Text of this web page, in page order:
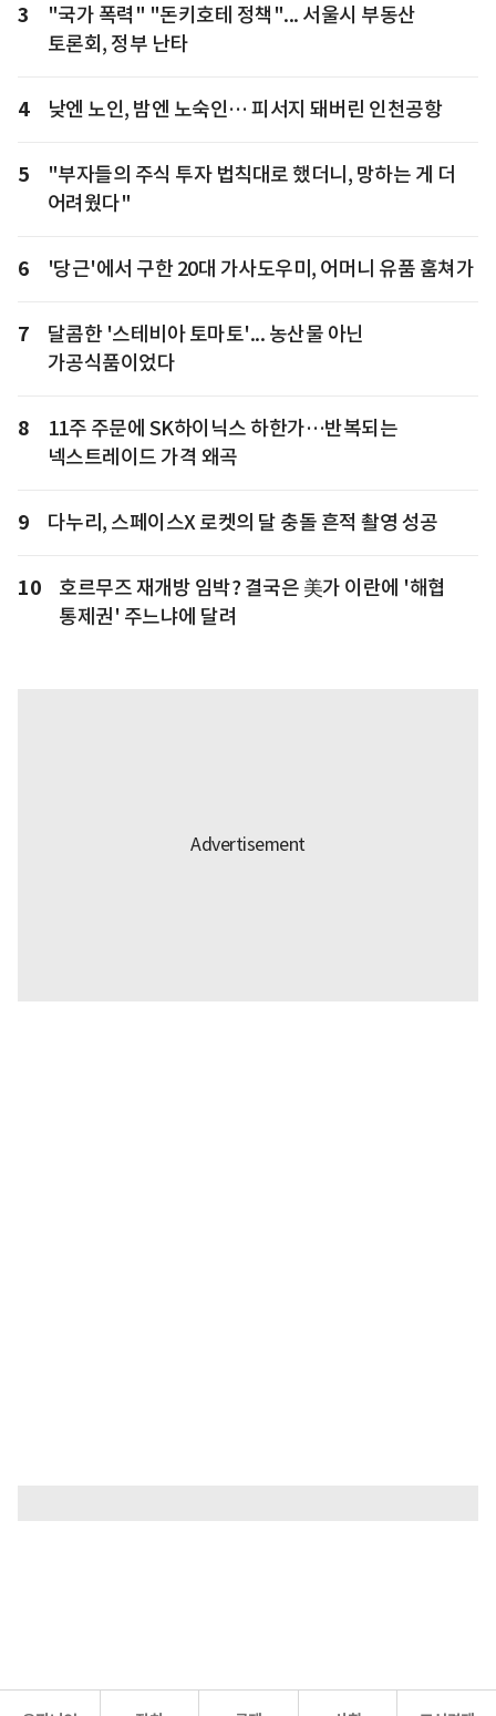
3
"국가 폭력" "돈키호테 정책"... 서울시 부동산
토론회, 정부 난타
4 낮엔 노인, 밤엔 노숙인… 피서지 돼버린 인천공항
5
"부자들의 주식 투자 법칙대로 했더니, 망하는 게 더
어려웠다"
6 '당근'에서 구한 20대 가사도우미, 어머니 유품 훔쳐가
7
달콤한 '스테비아 토마토'... 농산물 아닌
가공식품이었다
8
11주 주문에 SK하이닉스 하한가…반복되는
넥스트레이드 가격 왜곡
9 다누리, 스페이스X 로켓의 달 충돌 흔적 촬영 성공
10
호르무즈 재개방 임박? 결국은 美가 이란에 '해협
통제권' 주느냐에 달려